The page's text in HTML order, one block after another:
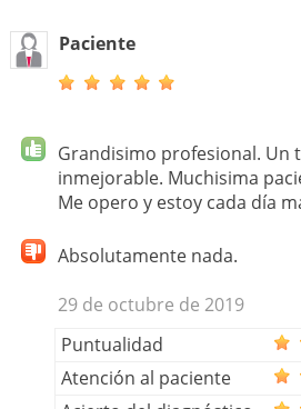
Paciente
Grandisimo profesional. Un
inmejorable. Muchisima
Me opero y estoy cada día
Absolutamente nada.
29 de octubre de 2019
Puntualidad
Atención al paciente